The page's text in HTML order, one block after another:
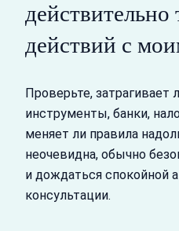
действительно
действий с
Проверьте, затрагивает
инструменты, банки,
меняет ли правила
неочевидна, обычно
и дождаться спокойной
консультации.